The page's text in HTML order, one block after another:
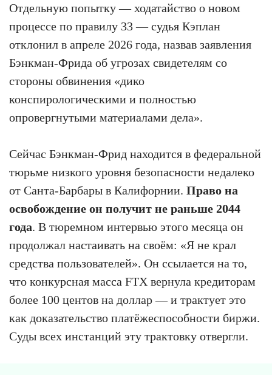
Отдельную попытку — ходатайство о новом
процессе по правилу 33 — судья Кэплан
отклонил в апреле 2026 года, назвав заявления
Бэнкман-Фрида об угрозах свидетелям со
стороны обвинения «дико
конспирологическими и полностью
опровергнутыми материалами дела».
Сейчас Бэнкман-Фрид находится в федеральной
тюрьме низкого уровня безопасности недалеко
от Санта-Барбары в Калифорнии. Право на
освобождение он получит не раньше 2044
года. В тюремном интервью этого месяца он
продолжал настаивать на своём: «Я не крал
средства пользователей». Он ссылается на то,
что конкурсная масса FTX вернула кредиторам
более 100 центов на доллар — и трактует это
как доказательство платёжеспособности биржи.
Суды всех инстанций эту трактовку отвергли.